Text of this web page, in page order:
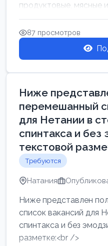
продуктовые, мясные
Разнорабочий на
87 просмотров
Ниже
перемешанный
для Нетании в
спинтакса и без
текстовой
Требуются
Натания
Ниже представлен
список вакансий для
спинтакса и без
разметке:<br />